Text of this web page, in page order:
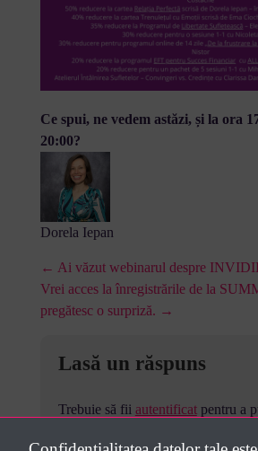
Ce spui, ne vedem astăzi, și la ora
20:00?
Dorela Iepan
← Ai văzut webinarul despre
Vrei acces la înregistrările de la
pregătesc o surpriză. →
Lasă un răspuns
Trebuie să fii autentificatpentru a